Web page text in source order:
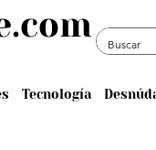
Tecnología